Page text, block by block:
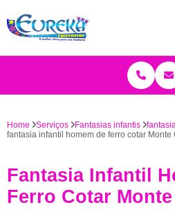
Home Serviços Fantasias infantis
fantasia infantil homem de ferro cotar Monte
Fantasia Infantil
Ferro Cotar